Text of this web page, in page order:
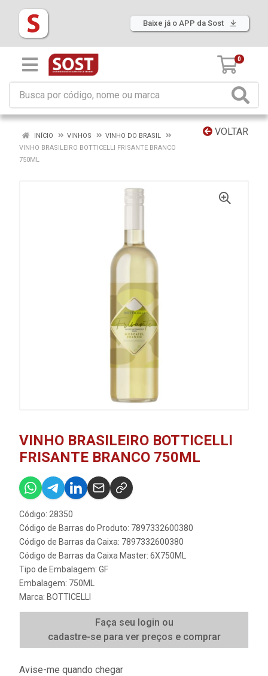
Baixe já o APP da Sost
0
VOLTAR
INÍCIO VINHOS
VINHO DO BRASIL
VINHO BRASILEIRO BOTTICELLI FRISANTE BRANCO
750ML
VINHO BRASILEIRO BOTTICELLI
FRISANTE BRANCO 750ML
Código: 28350
Código de Barras do Produto: 7897332600380
Código de Barras da Caixa: 7897332600380
Código de Barras da Caixa Master: 6X750ML
Tipo de Embalagem: GF
Embalagem: 750ML
Marca: BOTTICELLI
Faça seu login ou
cadastre-se para ver preços e comprar
Avise-me quando chegar